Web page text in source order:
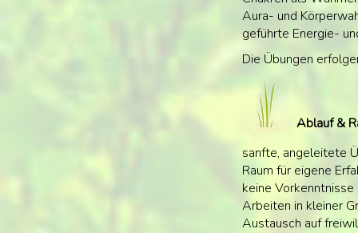
Aura- und
geführte Energie-
Die Übungen
Ablauf &
sanfte, angeleitete
Raum für eigene
keine
Arbeiten in kleiner
Austausch auf